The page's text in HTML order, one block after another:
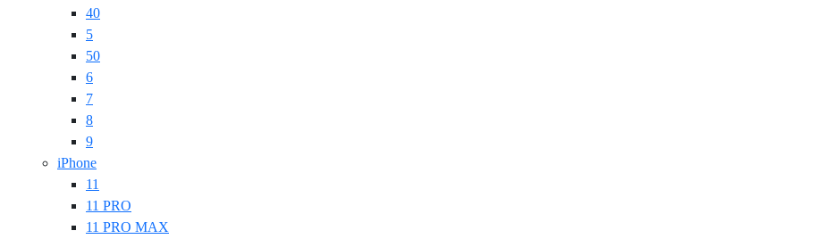
40
5
50
6
7
8
9
iPhone
11
11 PRO
11 PRO MAX